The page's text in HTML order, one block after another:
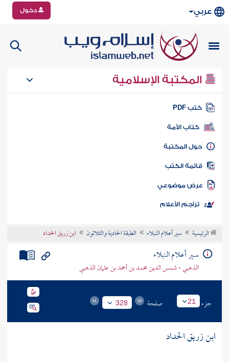
عربي دخول
المكتبة الإسلامية
كتب PDF
كتاب الأمة
المكتبة
الكتب
موضوعي
تراجم الأعلام
الرئيسية سير أعلام النبلاء الطبقة الحادية والثلاثون ابن زريق الحداد
سير أعلام النبلاء
الذهبي - شمس الدين محمد بن أحمد بن عثمان الذهبي
جزء 21 صفحة 328
ابن زريق الحداد